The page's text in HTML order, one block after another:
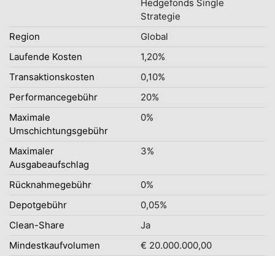
Hedgefonds Single
Strategie
Region
Global
Laufende Kosten
1,20%
Transaktionskosten
0,10%
Performancegebühr
20%
Maximale
Umschichtungsgebühr
0%
Maximaler
Ausgabeaufschlag
3%
Rücknahmegebühr
0%
Depotgebühr
0,05%
Clean-Share
Ja
Mindestkaufvolumen
€ 20.000.000,00